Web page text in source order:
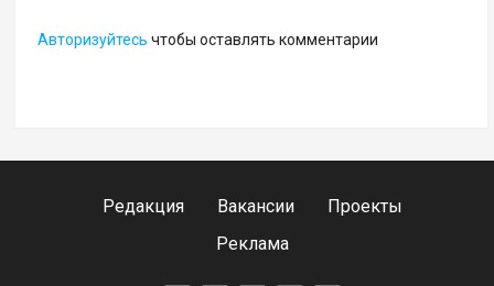
Авторизуйтесь чтобы оставлять комментарии
Редакция Вакансии
Проекты
Реклама